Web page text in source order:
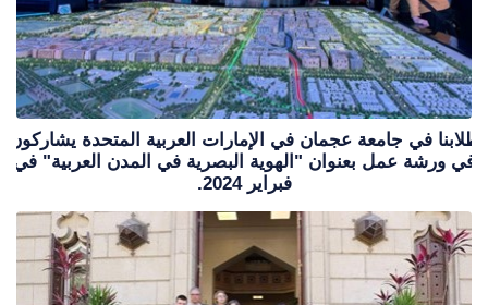
طلابنا في جامعة عجمان في الإمارات العربية المتحدة يشاركون
في ورشة عمل بعنوان "الهوية البصرية في المدن العربية" في
فبراير 2024.